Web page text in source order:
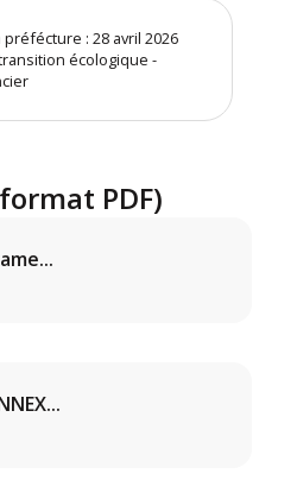
: 28 avril 2026
écologique -
PDF)